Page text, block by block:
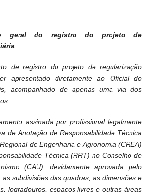
geral do registro do projeto de
de registro do projeto de regularização
apresentado diretamente ao Oficial do
acompanhado de apenas uma via dos
assinada por profissional legalmente
de Anotação de Responsabilidade Técnica
de Engenharia e Agronomia (CREA)
Técnica (RRT) no Conselho de
(CAU), devidamente aprovada pelo
subdivisões das quadras, as dimensões e
logradouros, espaços livres e outras áreas